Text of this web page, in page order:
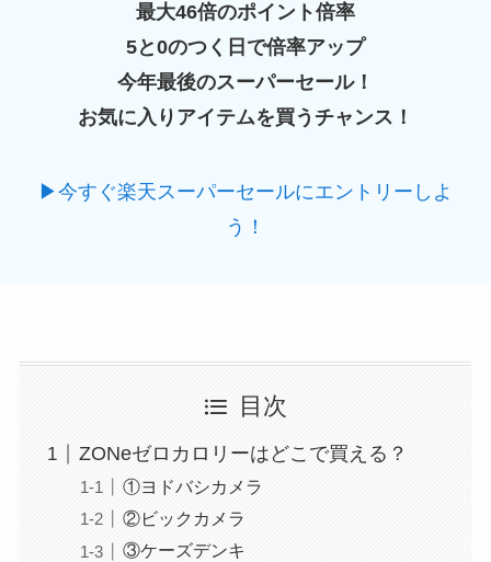
最大46倍のポイント倍率
5と0のつく日で倍率アップ
今年最後のスーパーセール！
お気に入りアイテムを買うチャンス！
▶今すぐ楽天スーパーセールにエントリーしよ
う！
目次
ZONeゼロカロリーはどこで買える？
①ヨドバシカメラ
②ビックカメラ
③ケーズデンキ